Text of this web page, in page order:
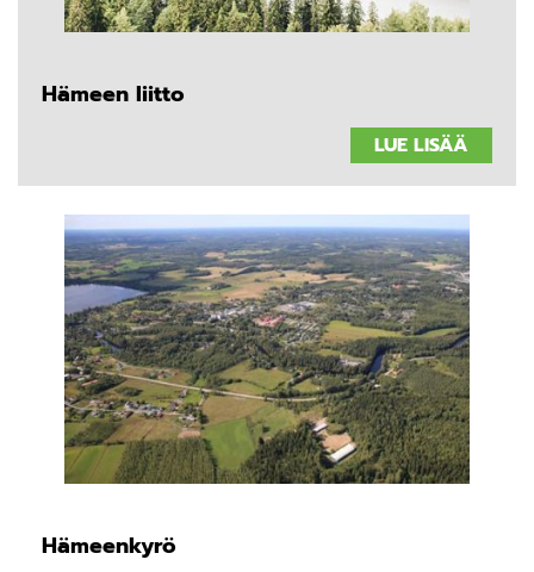
Hämeen liitto
LUE LISÄÄ
Hämeenkyrö